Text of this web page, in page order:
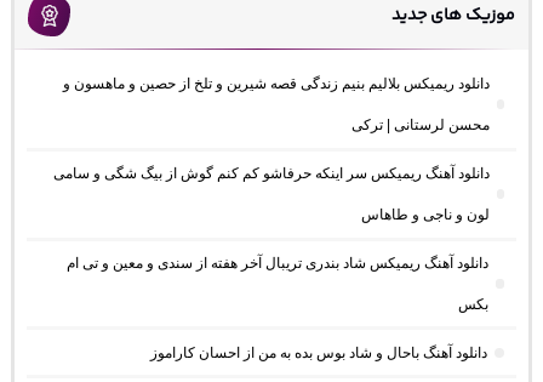
موزیک های جدید
دانلود ریمیکس بلالیم بنیم زندگی قصه شیرین و تلخ از حصین و ماهسون و
محسن لرستانی | ترکی
دانلود آهنگ ریمیکس سر اینکه حرفاشو کم کنم گوش از بیگ شگی و سامی
لون و ناجی و طاهاس
دانلود آهنگ ریمیکس شاد بندری تریبال آخر هفته از سندی و معین و تی ام
بکس
دانلود آهنگ باحال و شاد بوس بده به من از احسان کاراموز